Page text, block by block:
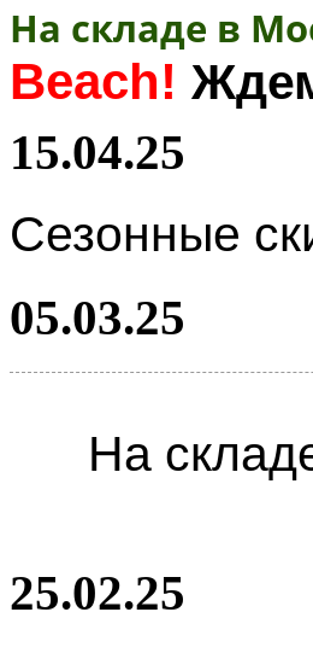
На складе в
Beach!
15.04.25
Сезонные
05.03.25
На
25.02.25